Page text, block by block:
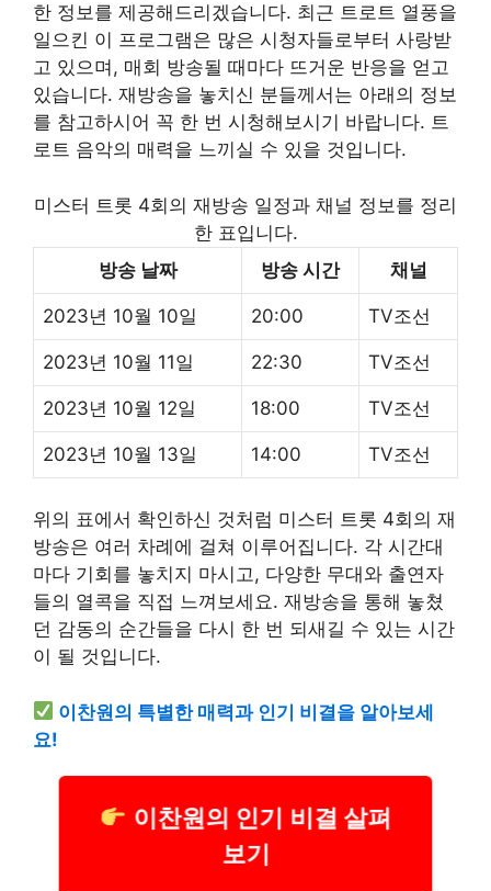
한 정보를 제공해드리겠습니다. 최근 트로트 열풍을
일으킨 이 프로그램은 많은 시청자들로부터 사랑받
고 있으며, 매회 방송될 때마다 뜨거운 반응을 얻고
있습니다. 재방송을 놓치신 분들께서는 아래의 정보
를 참고하시어 꼭 한 번 시청해보시기 바랍니다. 트
로트 음악의 매력을 느끼실 수 있을 것입니다.
미스터 트롯 4회의 재방송 일정과 채널 정보를 정리
한 표입니다.
방송 날짜
방송 시간 채널
2023년 10월 10일 20:00 TV조선
2023년 10월 11일 22:30 TV조선
2023년 10월 12일 18:00 TV조선
2023년 10월 13일 14:00 TV조선
위의 표에서 확인하신 것처럼 미스터 트롯 4회의 재
방송은 여러 차례에 걸쳐 이루어집니다. 각 시간대
마다 기회를 놓치지 마시고, 다양한 무대와 출연자
들의 열콕을 직접 느껴보세요. 재방송을 통해 놓쳤
던 감동의 순간들을 다시 한 번 되새길 수 있는 시간
이 될 것입니다.
이찬원의 특별한 매력과 인기 비결을 알아보세
요!
이찬원의 인기 비결 살펴
보기